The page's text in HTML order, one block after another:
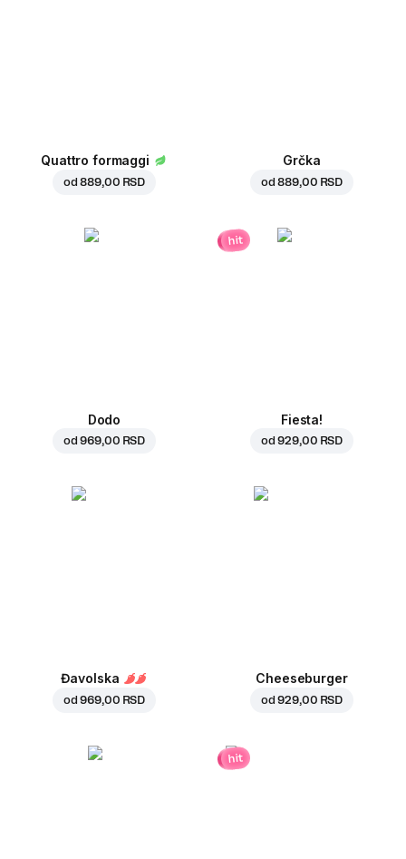
Quattro formaggi
od889,00 RSD
Grčka
od889,00 RSD
Dodo
od969,00 RSD
hit
Fiesta!
od929,00 RSD
Đavolska
od969,00 RSD
Cheeseburger
od929,00 RSD
hit